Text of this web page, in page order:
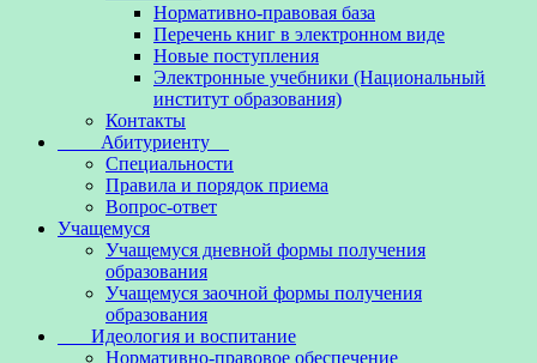
Нормативно-правовая база
Перечень книг в электронном виде
Новые поступления
Электронные учебники (Национальный
институт образования)
Контакты
Абитуриенту
Специальности
Правила и порядок приема
Вопрос-ответ
Учащемуся
Учащемуся дневной формы получения
образования
Учащемуся заочной формы получения
образования
Идеология и воспитание
Нормативно-правовое обеспечение